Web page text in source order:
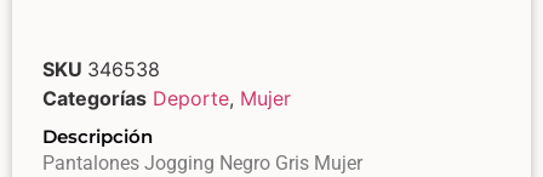
SKU 346538
Categorías Deporte, Mujer
Descripción
Pantalones Jogging Negro Gris Mujer